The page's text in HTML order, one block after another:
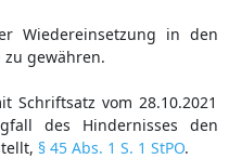
Wiedereinsetzung in den
zu gewähren.
Schriftsatz vom 28.10.2021
des Hindernisses den
§ 45 Abs. 1 S. 1 StPO.